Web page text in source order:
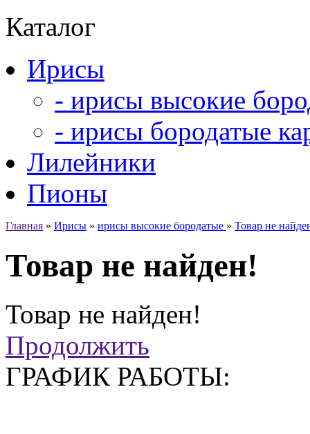
Каталог
Ирисы
- ирисы высокие
- ирисы бородатые
Лилейники
Пионы
Главная » Ирисы » ирисы высокие бородатые » Товар не
Товар не найден!
Товар не найден!
Продолжить
ГРАФИК РАБОТЫ: